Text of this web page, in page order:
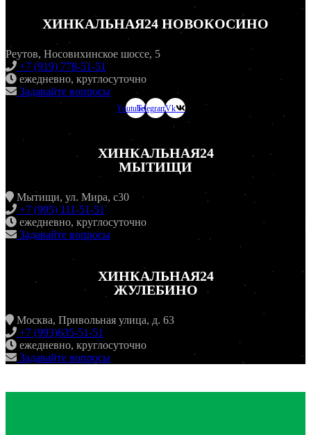
ХИНКАЛЬНАЯ24 НОВОКОСИНО
Реутов, Носовихинское шоссе, 5
+7 (919) 778-51-51
ежедневно, круглосуточно
Задавайте вопросы
YoutubeTelegramVk
ХИНКАЛЬНАЯ24
МЫТИЩИ
Мытищи, ул. Мира, с30
+7 (995) 111-51-51
ежедневно, круглосуточно
Задавайте вопросы
ХИНКАЛЬНАЯ24
ЖУЛЕБИНО
Москва, Привольная улица, д. 63
+7 (993)635-51-51
ежедневно, круглосуточно
Задавайте вопросы